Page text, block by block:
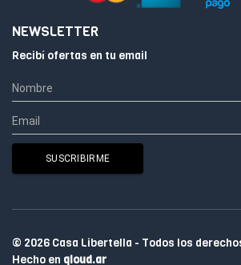
NEWSLETTER
Recibí ofertas en tu email
© 2026 Casa Libertella - Todos los
Hecho en qloud.ar